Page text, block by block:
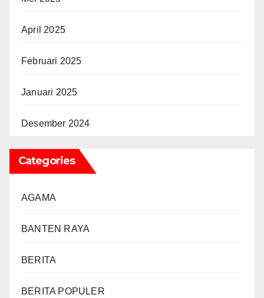
April 2025
Februari 2025
Januari 2025
Desember 2024
Categories
AGAMA
BANTEN RAYA
BERITA
BERITA POPULER